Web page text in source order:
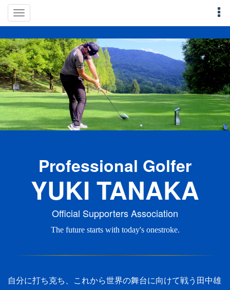
Toggle
navigation
Professional Golfer
YUKI TANAKA
Official Supporters Association
The future starts with today's onestroke.
自分に打ち克ち、これから世界の舞台に向けて戦う田中雄